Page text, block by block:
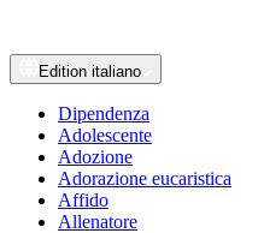
Edition italiano
Dipendenza
Adolescente
Adozione
Adorazione eucaristica
Affido
Allenatore